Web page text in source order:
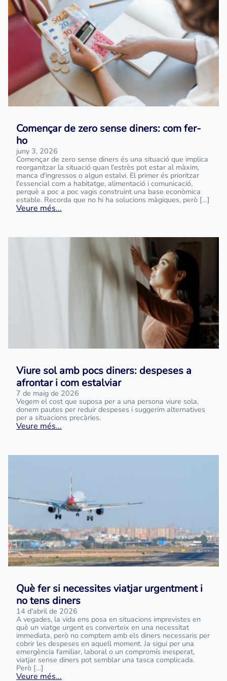
Començar de zero sense diners: com fer-
ho
juny 3, 2026
Començar de zero sense diners és una situació que implica
reorganitzar la situació quan l'estrès pot estar al màxim,
manca d'ingressos o algun estalvi. El primer és prioritzar
l'essencial com a habitatge, alimentació i comunicació,
perquè a poc a poc vagis construint una base econòmica
estable. Recorda que no hi ha solucions màgiques, però […]
Veure més...
Viure sol amb pocs diners: despeses a
afrontar i com estalviar
7 de maig de 2026
Vegem el cost que suposa per a una persona viure sola,
donem pautes per reduir despeses i suggerim alternatives
per a situacions precàries.
Veure més...
Què fer si necessites viatjar urgentment i
no tens diners
14 d'abril de 2026
A vegades, la vida ens posa en situacions imprevistes en
què un viatge urgent es converteix en una necessitat
immediata, però no comptem amb els diners necessaris per
cobrir les despeses en aquell moment. Ja sigui per una
emergència familiar, laboral o un compromís inesperat,
viatjar sense diners pot semblar una tasca complicada.
Però […]
Veure més...